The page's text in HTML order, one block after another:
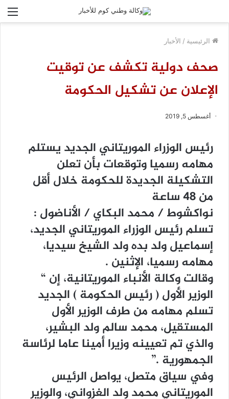
الرئيسية / الأخبار
صحف دولية تكشف عن توقيت
الإعلان عن تشكيل الحكومة
أغسطس 5, 2019
ﺭﺋﻴﺲ ﺍﻟﻮﺯﺭﺍﺀ ﺍﻟﻤﻮﺭﻳﺘﺎﻧﻲ ﺍﻟﺠﺪﻳﺪ ﻳﺴﺘﻠﻢ
ﻣﻬﺎﻣﻪ ﺭﺳﻤﻴﺎ ﻭﺗﻮﻗﻌﺎﺕ ﺑﺄﻥ ﺗﻌﻠﻦ
ﺍﻟﺘﺸﻜﻴﻠﺔ ﺍﻟﺠﺪﻳﺪﺓ ﻟﻠﺤﻜﻮﻣﺔ ﺧﻼﻝ ﺃﻗﻞ
ﻣﻦ 48 ﺳﺎﻋﺔ
ﻧﻮﺍﻛﺸﻮﻁ / ﻣﺤﻤﺪ ﺍﻟﺒﻜﺎﻱ / ﺍﻷﻧﺎﺿﻮﻝ :
ﺗﺴﻠﻢ ﺭﺋﻴﺲ ﺍﻟﻮﺯﺭﺍﺀ ﺍﻟﻤﻮﺭﻳﺘﺎﻧﻲ ﺍﻟﺠﺪﻳﺪ،
ﺇﺳﻤﺎﻋﻴﻞ ﻭﻟﺪ ﺑﺪﻩ ﻭﻟﺪ ﺍﻟﺸﻴﺦ ﺳﻴﺪﻳﺎ،
ﻣﻬﺎﻣﻪ ﺭﺳﻤﻴﺎ، ﺍﻹﺛﻨﻴﻦ .
ﻭﻗﺎﻟﺖ ﻭﻛﺎﻟﺔ ﺍﻷﻧﺒﺎﺀ ﺍﻟﻤﻮﺭﻳﺘﺎﻧﻴﺔ، ﺇﻥ “
ﺍﻟﻮﺯﻳﺮ ﺍﻷﻭﻝ ‏( ﺭﺋﻴﺲ ﺍﻟﺤﻜﻮﻣﺔ ‏) ﺍﻟﺠﺪﻳﺪ
ﺗﺴﻠﻢ ﻣﻬﺎﻣﻪ ﻣﻦ ﻃﺮﻑ ﺍﻟﻮﺯﻳﺮ ﺍﻷﻭﻝ
ﺍﻟﻤﺴﺘﻘﻴﻞ، ﻣﺤﻤﺪ ﺳﺎﻟﻢ ﻭﻟﺪ ﺍﻟﺒﺸﻴﺮ،
ﻭﺍﻟﺬﻱ ﺗﻢ ﺗﻌﻴﻴﻨﻪ ﻭﺯﻳﺮﺍ ﺃﻣﻴﻨﺎ ﻋﺎﻣﺎ ﻟﺮﺋﺎﺳﺔ
ﺍﻟﺠﻤﻬﻮﺭﻳﺔ .”
ﻭﻓﻲ ﺳﻴﺎﻕ ﻣﺘﺼﻞ، ﻳﻮﺍﺻﻞ ﺍﻟﺮﺋﻴﺲ
ﺍﻟﻤﻮﺭﻳﺘﺎﻧﻲ ﻣﺤﻤﺪ ﻭﻟﺪ ﺍﻟﻐﺰﻭﺍﻧﻲ، ﻭﺍﻟﻮﺯﻳﺮ